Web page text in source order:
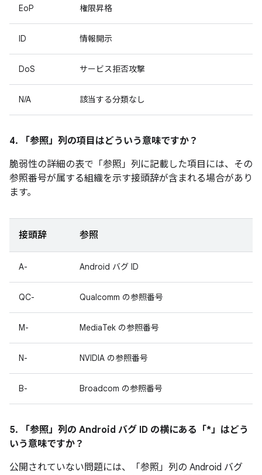
EoP 権限昇格
ID 情報開示
DoS サービス拒否攻撃
N/A 該当する分類なし
4. 「参照」 列の項目はどういう意味ですか？
脆弱性の詳細の表で「参照」列に記載した項目には、その
参照番号が属する組織を示す接頭辞が含まれる場合があり
ます。
接頭辞 参照
A- Android バグ ID
QC- Qualcomm の参照番号
M- MediaTek の参照番号
N- NVIDIA の参照番号
B- Broadcom の参照番号
5. 「参照」 列の Android バグ ID の横にある「*」はどう
いう意味ですか？
公開されていない問題には、「参照」列の Android バグ